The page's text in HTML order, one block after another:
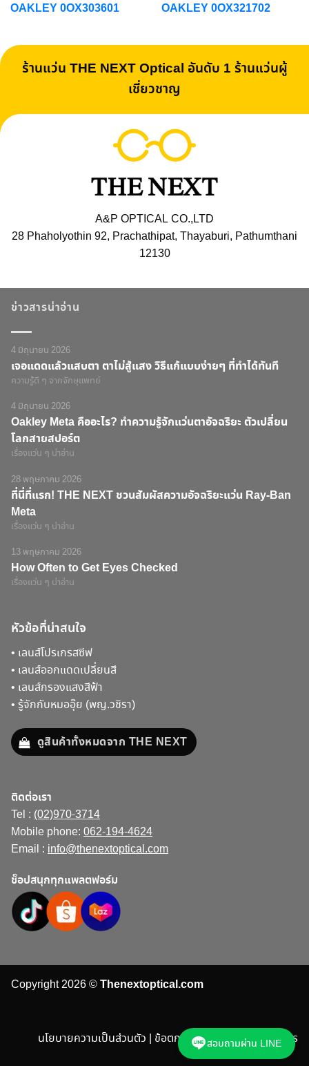
OAKLEY 0OX303601 OAKLEY 0OX321702
ร้านแว่น THE NEXT Optical อันดับ 1 ร้านแว่นผู้
เชี่ยวชาญ
A&P OPTICAL CO.,LTD
28 Phaholyothin 92, Prachathipat, Thayaburi, Pathumthani
12130
ข่าวสารน่าอ่าน
4 มิถุนายน 2026
เจอแดดแล้วแสบตา ตาไม่สู้แสง วิธีแก้แบบง่ายๆ ที่ทำได้ทันที
ความรู้ดี ๆ จากจักษุแพทย์
4 มิถุนายน 2026
Oakley Meta คืออะไร? ทำความรู้จักแว่นตาอัจฉริยะ ตัวเปลี่ยน
โลกสายสปอร์ต
เรื่องแว่น ๆ น่าอ่าน
28 พฤษภาคม 2026
ที่นี่ที่แรก! THE NEXT ชวนสัมผัสความอัจฉริยะแว่น Ray-Ban
Meta
เรื่องแว่น ๆ น่าอ่าน
13 พฤษภาคม 2026
How Often to Get Eyes Checked
เรื่องแว่น ๆ น่าอ่าน
หัวข้อที่น่าสนใจ
• เลนส์โปรเกรสซีฟ
• เลนส์ออกแดดเปลี่ยนสี
• เลนส์กรองแสงสีฟ้า
• รู้จักกับหมออุ๊ย (พญ.วชิรา)
ดูสินค้าทั้งหมดจาก THE NEXT
ติดต่อเรา
Tel : (02)970-3714
Mobile phone: 062-194-4624
Email : info@thenextoptical.com
ช็อปสนุกทุกแพลตฟอร์ม
Copyright 2026 ©Thenextoptical.com
นโยบายความเป็นส่วนตัว | ข้อตกลงและเงื่อนไขในการบริการ
สอบถามผ่าน LINE